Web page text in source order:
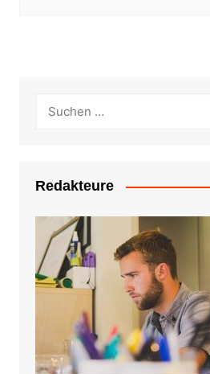
Redakteure